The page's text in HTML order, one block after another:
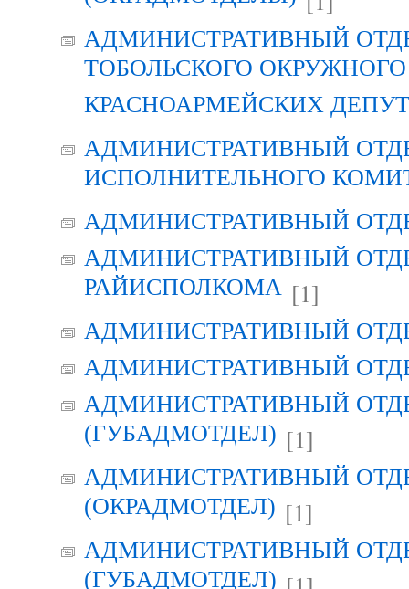
АДМИНИСТРАТИВНЫЙ
ТОБОЛЬСКОГО
КРАСНОАРМЕЙСКИХ
АДМИНИСТРАТИВНЫЙ
ИСПОЛНИТЕЛЬНОГО
АДМИНИСТРАТИВНЫЙ
АДМИНИСТРАТИВНЫЙ
РАЙИСПОЛКОМА [1]
АДМИНИСТРАТИВНЫЙ
АДМИНИСТРАТИВНЫЙ
АДМИНИСТРАТИВНЫЙ
(ГУБАДМОТДЕЛ) [1]
АДМИНИСТРАТИВНЫЙ
(ОКРАДМОТДЕЛ) [1]
АДМИНИСТРАТИВНЫЙ